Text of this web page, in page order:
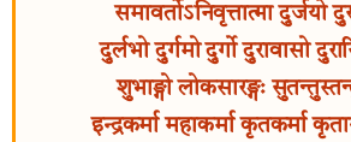
समावर्तोऽनिवृत्तात्मा दुर्जयो
दुर्लभो दुर्गमो दुर्गो दुरावासो
शुभाङ्गो लोकसारङ्गः
इन्द्रकर्मा महाकर्मा कृतकर्मा